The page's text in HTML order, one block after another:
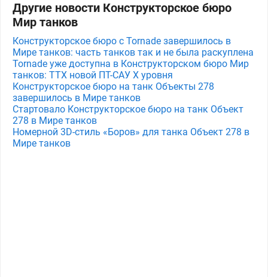
Другие новости Конструкторское бюро
Мир танков
Конструкторское бюро с Tornade завершилось в
Мире танков: часть танков так и не была раскуплена
Tornade уже доступна в Конструкторском бюро Мир
танков: ТТХ новой ПТ-САУ X уровня
Конструкторское бюро на танк Объекты 278
завершилось в Мире танков
Стартовало Конструкторское бюро на танк Объект
278 в Мире танков
Номерной 3D-стиль «Боров» для танка Объект 278 в
Мире танков